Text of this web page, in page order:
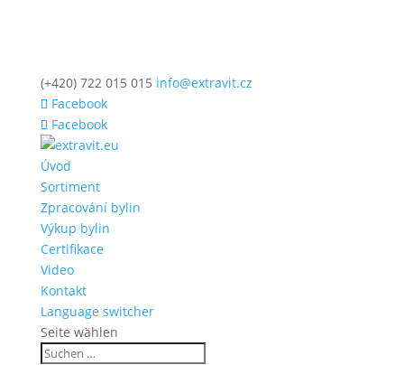
(+420) 722 015 015 info@extravit.cz
Facebook
Facebook
Úvod
Sortiment
Zpracování bylin
Výkup bylin
Certifikace
Video
Kontakt
Language switcher
Seite wählen